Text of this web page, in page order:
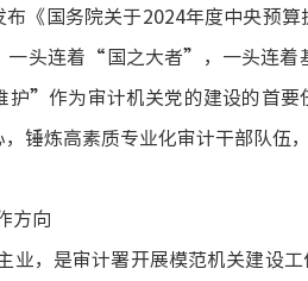
《国务院关于2024年度中央预
一头连着 “国之大者”，一头连着
”作为审计机关党的建设的首要
锤炼高素质专业化审计干部队
方向
业，是审计署开展模范机关建设